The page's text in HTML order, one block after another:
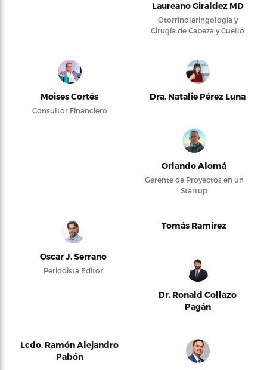
Laureano Giraldez MD
Otorrinolaringología y
Cirugía de Cabeza y Cuello
Moises Cortés
Consultor Financiero
Dra. Natalie Pérez Luna
Orlando Alomá
Gerente de Proyectos en un
Startup
Oscar J. Serrano
Periodista Editor
Tomás Ramírez
Dr. Ronald Collazo
Pagán
Lcdo. Ramón Alejandro
Pabón